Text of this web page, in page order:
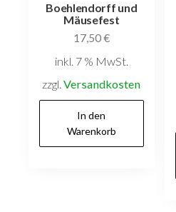
Boehlendorff und
Mäusefest
17,50€
inkl. 7 % MwSt.
zzgl.Versandkosten
In den
Warenkorb